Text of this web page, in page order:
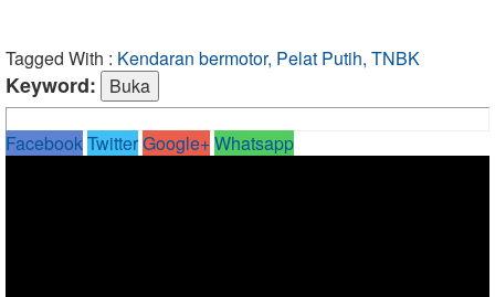
Tagged With : Kendaran bermotor, Pelat Putih, TNBK
Keyword:
FacebookTwitterGoogle+Whatsapp